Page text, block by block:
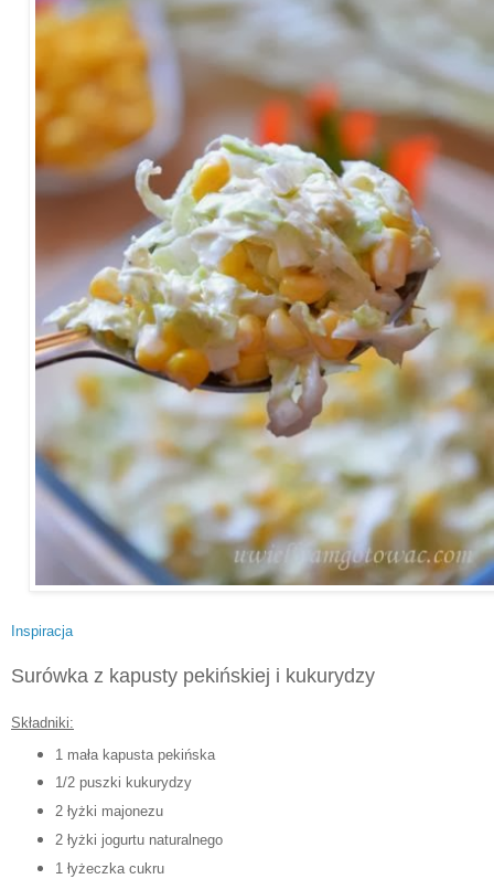
Inspiracja
Surówka z kapusty pekińskiej i kukurydzy
Składniki:
1 mała kapusta pekińska
1/2 puszki kukurydzy
2 łyżki majonezu
2 łyżki jogurtu naturalnego
1 łyżeczka cukru